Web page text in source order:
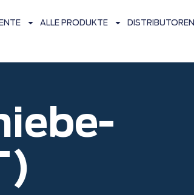
ALLE PRODUKTE DISTRIBUTOREN